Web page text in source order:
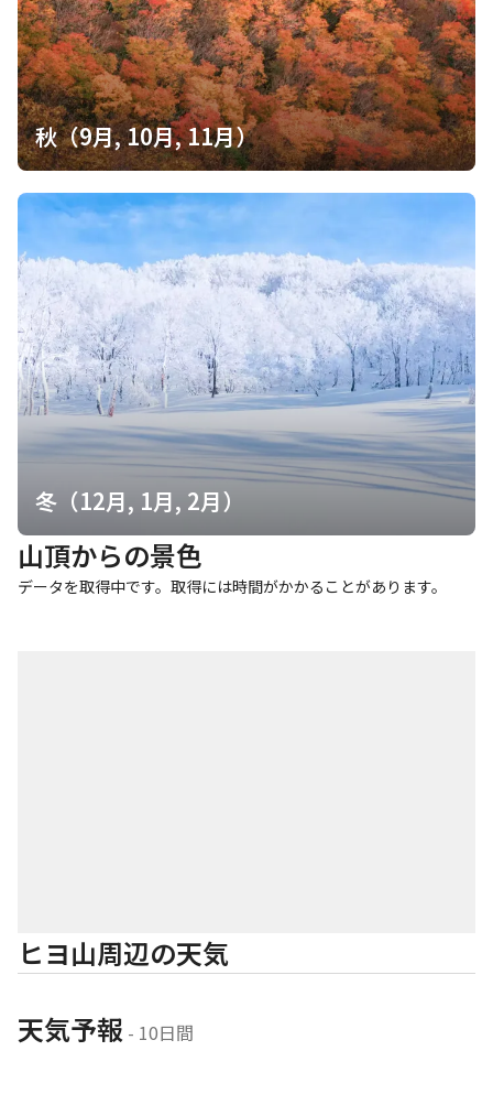
秋（9月, 10月, 11月）
冬（12月, 1月, 2月）
山頂からの景色
データを取得中です。取得には時間がかかることがあります。
ヒヨ山周辺の天気
天気予報 - 10日間